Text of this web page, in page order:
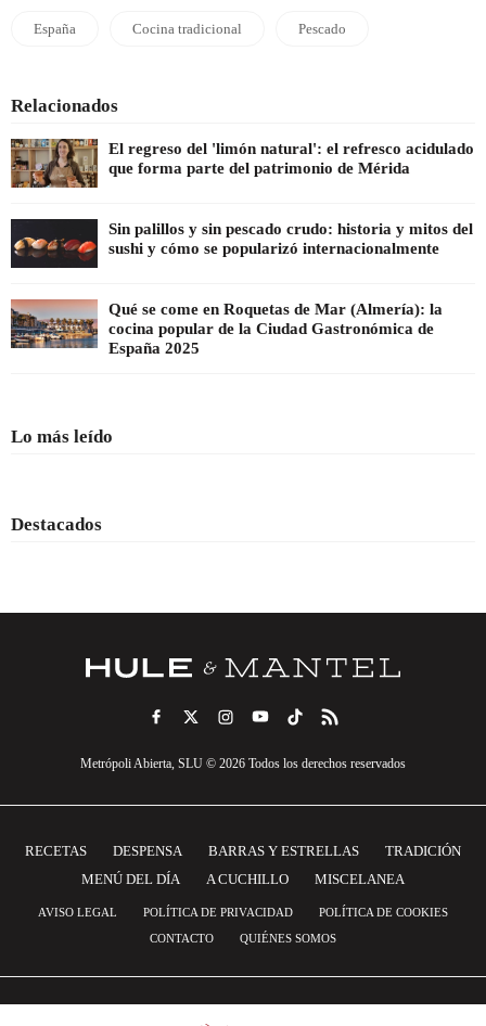
España Cocina tradicional Pescado
Relacionados
El regreso del 'limón natural': el refresco acidulado
que forma parte del patrimonio de Mérida
Sin palillos y sin pescado crudo: historia y mitos del
sushi y cómo se popularizó internacionalmente
Qué se come en Roquetas de Mar (Almería): la
cocina popular de la Ciudad Gastronómica de
España 2025
Lo más leído
Destacados
Metrópoli Abierta, SLU © 2026 Todos los derechos reservados
RECETAS DESPENSA BARRAS Y ESTRELLAS
TRADICIÓN
MENÚ DEL DÍA
A CUCHILLO MISCELANEA
AVISO LEGAL POLÍTICA DE PRIVACIDAD
POLÍTICA DE COOKIES
CONTACTO
QUIÉNES SOMOS